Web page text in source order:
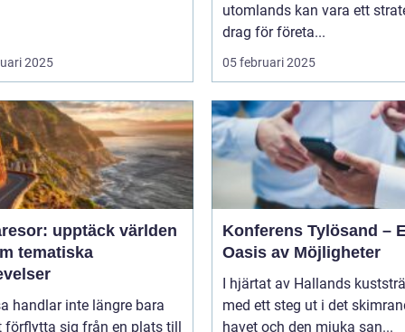
2025
utomlands kan vara ett
drag för företa...
05 februari 2025
upptäck världen
tematiska
handlar inte längre bara
förflytta sig från en plats till
Konferens Tylösand –
Oasis av Möjligheter
I hjärtat av Hallands
med ett steg ut i det
havet och den mjuka san...